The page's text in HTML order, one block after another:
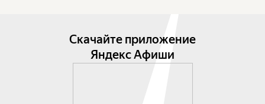
Скачайте приложение
Яндекс Афиши